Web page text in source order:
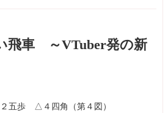
戦法です。基本的な狙いは単純で△２四歩からの
す。
飛車 ～VTuber発の新
歩 △４四角（第４図）